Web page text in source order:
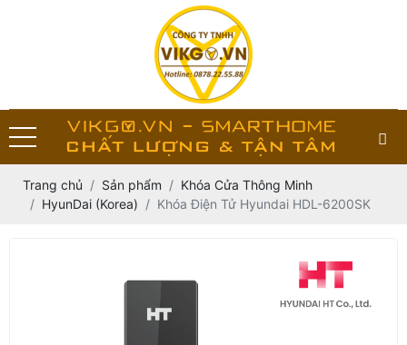
Trang chủ Sản phẩm
Khóa Cửa Thông Minh
HyunDai (Korea)
Khóa Điện Tử Hyundai HDL-6200SK